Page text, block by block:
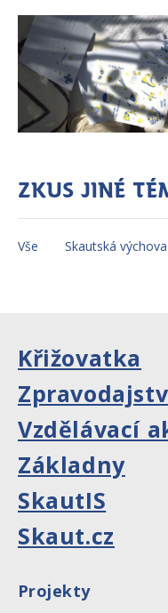
Zkus jiné
Vše Skautská
Křižovatka
Vzdělávací
Základny
SkautIS
Skaut.cz
Projekty